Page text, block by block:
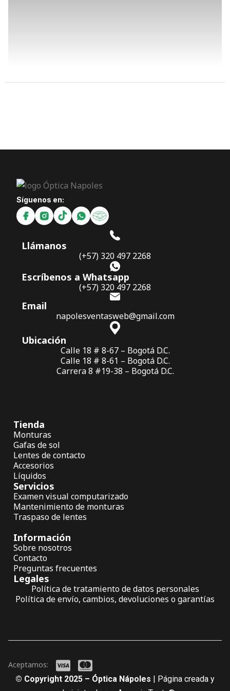
Síguenos en:
Llámanos
(+57) 320 497 2268
Escríbenos a Whatsapp
(+57) 320 497 2268
Email
napolesventasweb@gmail.com
Ubicación
Calle 18 # 8-67 – Bogotá D.C.
Calle 18 # 8-61 – Bogotá D.C.
Carrera 8 #19-38 – Bogotá D.C.
Tienda
Monturas
Gafas de sol
Lentes de contacto
Accesorios
Líquidos
Servicios
Examen visual computarizado
Mantenimiento de monturas
Traspaso de lentes
Información
Sobre nosotros
Contacto
Preguntas frecuentes
Legales
Política de tratamiento de datos personales
Política de envío, cambios, devoluciones o garantías
© Copyright 2025 – Óptica Nápoles | Página creada y
Aceptamos: